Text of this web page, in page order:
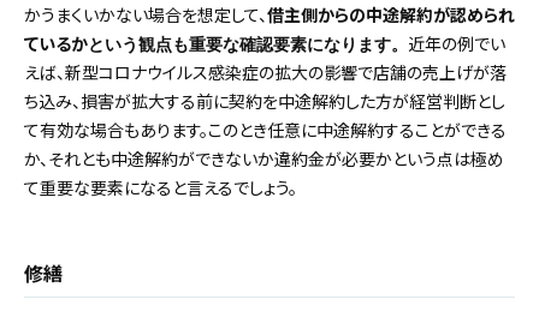
かうまくいかない場合を想定して、借主側からの中途解約が認められ
ているかという観点も重要な確認要素になります。 近年の例でい
えば、新型コロナウイルス感染症の拡大の影響で店舗の売上げが落
ち込み、損害が拡大する前に契約を中途解約した方が経営判断とし
て有効な場合もあります。このとき任意に中途解約することができる
か、それとも中途解約ができないか違約金が必要かという点は極め
て重要な要素になると言えるでしょう。
修繕